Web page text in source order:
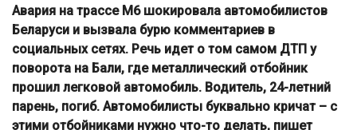
Авария на трассе М6 шокировала автомобилистов
Беларуси и вызвала бурю комментариев в
социальных сетях. Речь идет о том самом ДТП у
поворота на Бали, где металлический отбойник
прошил легковой автомобиль. Водитель, 24-летний
парень, погиб. Автомобилисты буквально кричат – с
этими отбойниками нужно что-то делать, пишет